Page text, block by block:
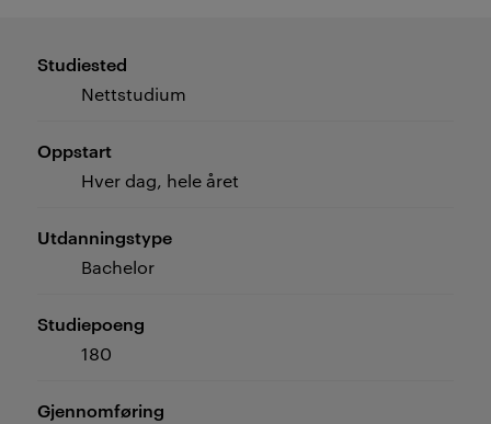
Studiested
Nettstudium
Oppstart
Hver dag, hele året
Utdanningstype
Bachelor
Studiepoeng
180
Gjennomføring